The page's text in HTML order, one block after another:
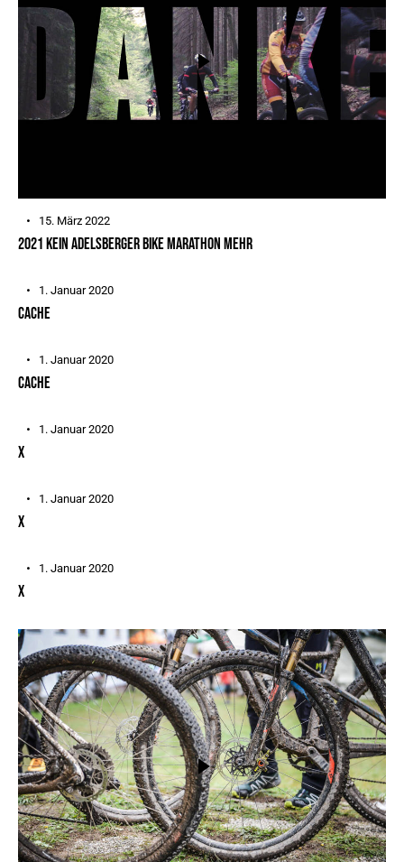
15. März 2022
2021 KEIN ADELSBERGER BIKE MARATHON MEHR
1. Januar 2020
CACHE
1. Januar 2020
CACHE
1. Januar 2020
X
1. Januar 2020
X
1. Januar 2020
X